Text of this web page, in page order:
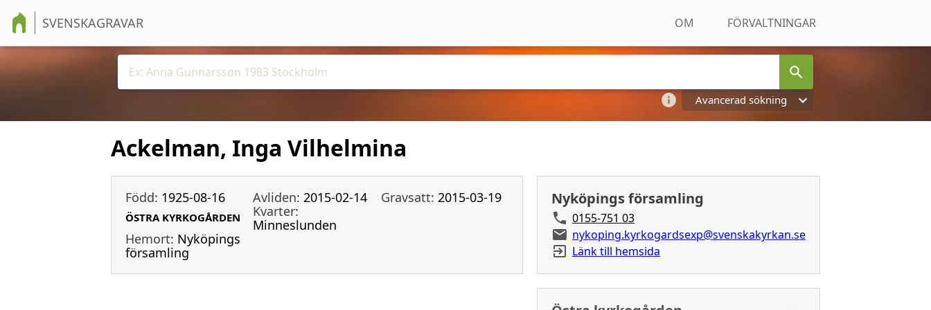
SVENSKAGRAVAR OM FÖRVALTNINGAR
Avancerad sökning
Ackelman, Inga Vilhelmina
Född: 1925-08-16 Avliden: 2015-02-14 Gravsatt: 2015-03-19
ÖSTRA KYRKOGÅRDEN
Kvarter:
Minneslunden
Hemort: Nyköpings
församling
Nyköpings församling
0155-751 03
nykoping.kyrkogardsexp@svenskakyrkan.se
Länk till hemsida